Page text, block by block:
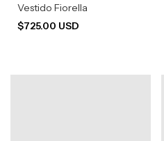
Vestido Fiorella
$725.00 USD